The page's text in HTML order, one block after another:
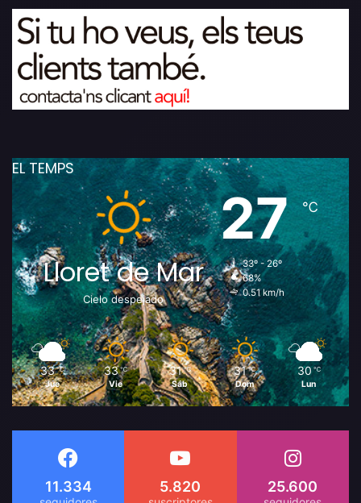
EL TEMPS
Lloret de Mar
Cielo despejado
27℃
33º - 26º
68%
0.51 km/h
33 ℃
Jue
33 ℃
Vie
31 ℃
Sáb
31 ℃
Dom
30 ℃
Lun
11.334 5.820 25.600